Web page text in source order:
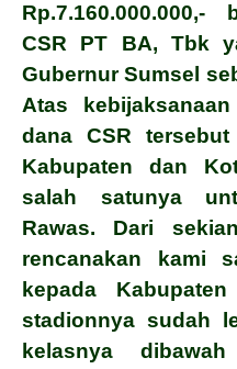
CSR PT BA, Tbk
Gubernur Sumsel
Atas
dana CSR
Kabupaten dan
salah satunya
Rawas. Dari
rencanakan kami
kepada
stadionnya sudah
kelasnya